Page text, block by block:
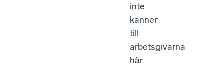
inte
känner
till
arbetsgivarna
här